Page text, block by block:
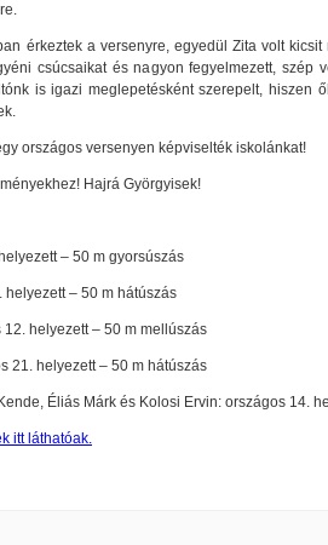
érkeztek a versenyre, egyedül Zita volt
csúcsaikat és nagyon fegyelmezett, szép
is igazi meglepetésként szerepelt, hiszen
országos versenyen képviselték iskolánkat!
Hajrá Györgyisek!
– 50 m gyorsúszás
– 50 m hátúszás
helyezett – 50 m mellúszás
21. helyezett – 50 m hátúszás
Éliás Márk és Kolosi Ervin: országos 14.
itt láthatóak.